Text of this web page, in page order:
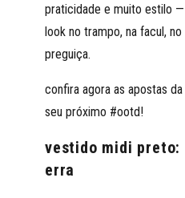
praticidade e muito estilo
look no trampo, na facul,
preguiça.
confira agora as apostas
seu próximo #ootd!
vestido midi preto:
erra